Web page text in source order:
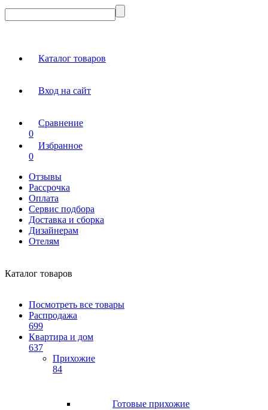
Каталог товаров
Вход на сайт
Сравнение
0
Избранное
0
Отзывы
Рассрочка
Оплата
Сервис подбора
Доставка и сборка
Дизайнерам
Отелям
Каталог товаров
Посмотреть все товары
Распродажа
699
Квартира и дом
637
Прихожие
84
Готовые прихожие